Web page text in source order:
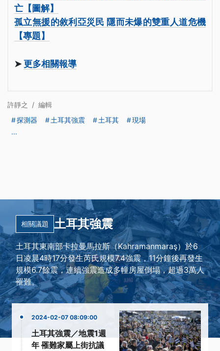
亡【圖解】
孤立無援的敘利亞災民 隱而未爆的雙重人道危機
【專題】
➤更多相關報導
許靜之 / 編輯
探測器
土耳其強震 土耳其
現場
...
相關議題 土耳其強震
土耳其東南部卡拉曼馬拉斯（Kahramanmaraş）於6
日凌晨4時17分發生芮氏規模7.4強震，11分鐘後再發生
規模6.7餘震，連續強震造成多幢房屋倒塌，超過3萬人
罹難。
2024-02-07 08:09:00
土耳其強震／地震1週
年 罹難家屬上街抗議